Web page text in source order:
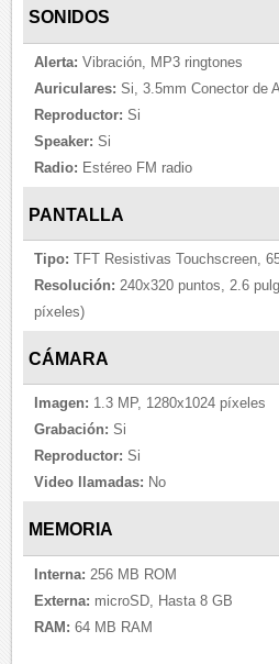
SONIDOS
Alerta: Vibración, MP3 ringtones
Auriculares: Si, 3.5mm Conector de
Reproductor: Si
Speaker: Si
Radio: Estéreo FM radio
PANTALLA
Tipo: TFT Resistivas Touchscreen,
Resolución: 240x320 puntos, 2.6
píxeles)
CÁMARA
Imagen: 1.3 MP, 1280x1024 píxeles
Grabación: Si
Reproductor: Si
Video llamadas: No
MEMORIA
Interna: 256 MB ROM
Externa: microSD, Hasta 8 GB
RAM: 64 MB RAM